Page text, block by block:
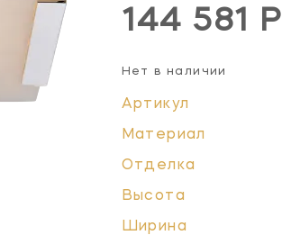
144 581 Р
Нет в наличии
Артикул
Материал
Отделка
Высота
Ширина